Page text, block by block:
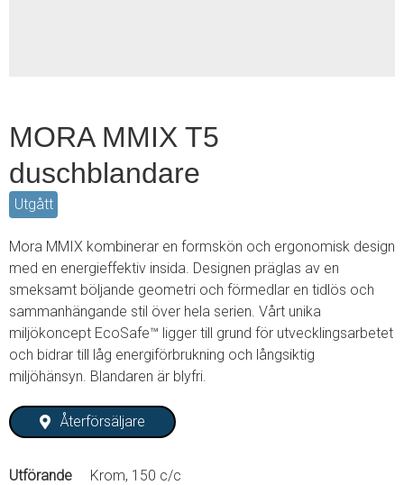
MORA MMIX T5
duschblandare
Utgått
Mora MMIX kombinerar en formskön och ergonomisk design
med en energieffektiv insida. Designen präglas av en
smeksamt böljande geometri och förmedlar en tidlös och
sammanhängande stil över hela serien. Vårt unika
miljökoncept EcoSafe™ ligger till grund för utvecklingsarbetet
och bidrar till låg energiförbrukning och långsiktig
miljöhänsyn. Blandaren är blyfri.
Återförsäljare
Utförande
Krom, 150 c/c